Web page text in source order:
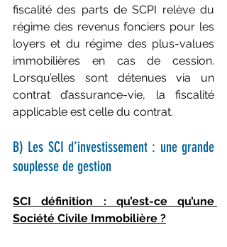
fiscalité des parts de SCPI relève du
régime des revenus fonciers pour les
loyers et du régime des plus-values
immobilières en cas de cession.
Lorsqu’elles sont détenues via un
contrat d’assurance-vie, la fiscalité
applicable est celle du contrat.
B) Les SCI d’investissement : une grande
souplesse de gestion
SCI définition : qu’est-ce qu’une
Société Civile Immobilière ?